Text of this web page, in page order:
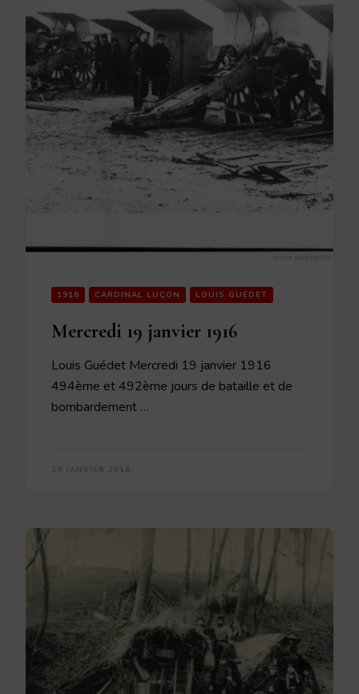
1916 CARDINAL LUÇON LOUIS GUÉDET
Mercredi 19 janvier 1916
Louis Guédet Mercredi 19 janvier 1916
494ème et 492ème jours de bataille et de
bombardement …